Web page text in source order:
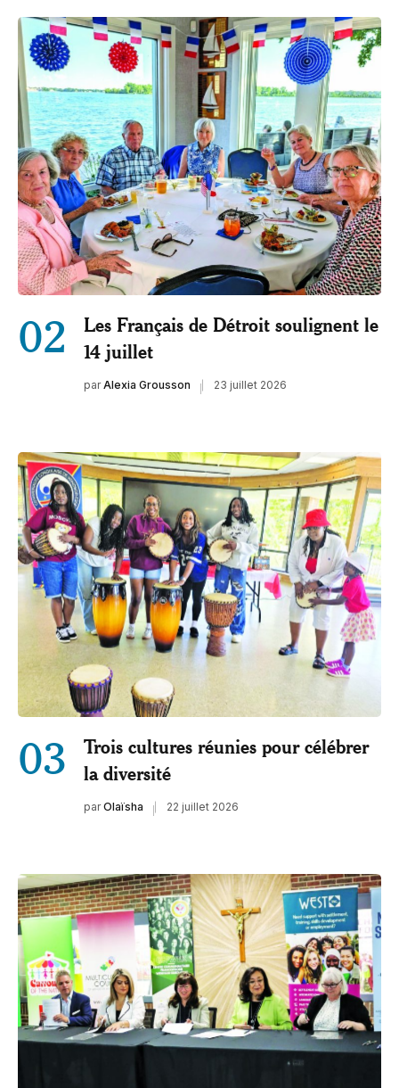
02
Les Français de Détroit soulignent le
14 juillet
par Alexia Grousson 23 juillet 2026
03
Trois cultures réunies pour célébrer
la diversité
par Olaïsha 22 juillet 2026